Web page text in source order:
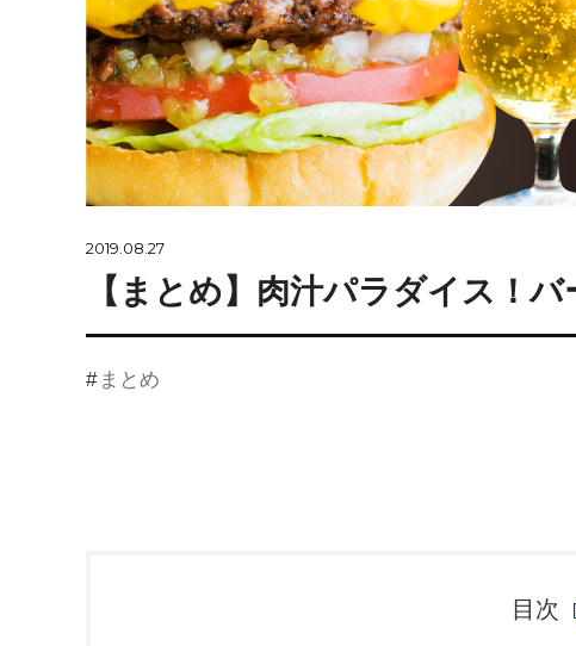
2019.08.27
【まとめ】肉汁パラダイス！
まとめ
目次 [